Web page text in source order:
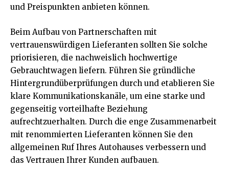
und Preispunkten anbieten können.
Beim Aufbau von Partnerschaften mit
vertrauenswürdigen Lieferanten sollten Sie solche
priorisieren, die nachweislich hochwertige
Gebrauchtwagen liefern. Führen Sie gründliche
Hintergrundüberprüfungen durch und etablieren Sie
klare Kommunikationskanäle, um eine starke und
gegenseitig vorteilhafte Beziehung
aufrechtzuerhalten. Durch die enge Zusammenarbeit
mit renommierten Lieferanten können Sie den
allgemeinen Ruf Ihres Autohauses verbessern und
das Vertrauen Ihrer Kunden aufbauen.